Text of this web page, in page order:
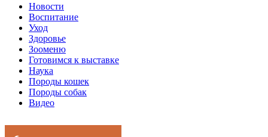
Новости
Воспитание
Уход
Здоровье
Зооменю
Готовимся к выставке
Наука
Породы кошек
Породы собак
Видео